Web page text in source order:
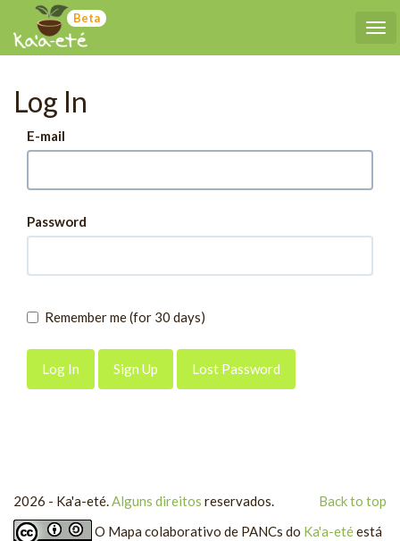
Beta
Log In
E-mail
Password
Remember me (for 30 days)
Sign Up Lost Password
Back to top
2026 - Ka'a-eté. Alguns direitos reservados.
O Mapa colaborativo de PANCs do Ka'a-etéestá